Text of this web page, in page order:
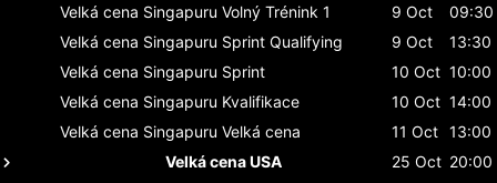
Velká cena Singapuru Volný Trénink 1 9 Oct
09:30
Velká cena Singapuru Sprint Qualifying 9 Oct
13:30
Velká cena Singapuru Sprint 10 Oct 10:00
Velká cena Singapuru Kvalifikace 10 Oct 14:00
Velká cena Singapuru Velká cena 11 Oct 13:00
Velká cena USA
25 Oct 20:00